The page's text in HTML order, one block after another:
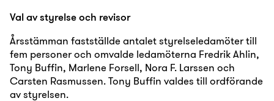
Val av styrelse och revisor
Årsstämman fastställde antalet styrelseledamöter till
fem personer och omvalde ledamöterna Fredrik Ahlin,
Tony Buffin, Marlene Forsell, Nora F. Larssen och
Carsten Rasmussen. Tony Buffin valdes till ordförande
av styrelsen.